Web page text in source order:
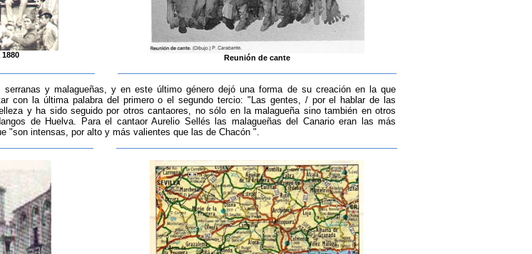
Reunión de cante
serranas y malagueñas, y en este último género dejó una forma de su creación en la que
con la última palabra del primero o el segundo tercio: "Las gentes, / por el hablar de las
y ha sido seguido por otros cantaores, no sólo en la malagueña sino también en otros
de Huelva. Para el cantaor Aurelio Sellés las malagueñas del Canario eran las más
"son intensas, por alto y más valientes que las de Chacón ".